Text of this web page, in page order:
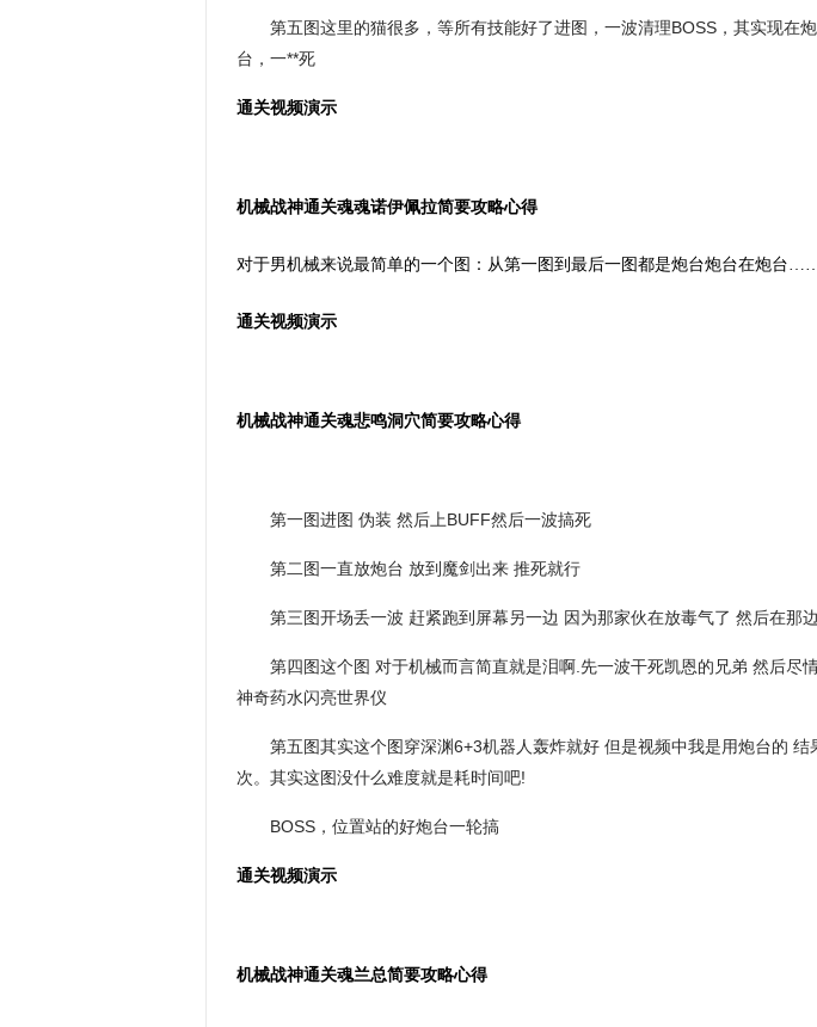
第五图这里的猫很多，等所有技能好了进图，一波清理BOSS，其实现在
台，一**死
通关视频演示
机械战神通关魂魂诺伊佩拉简要攻略心得
对于男机械来说最简单的一个图：从第一图到最后一图都是炮台炮台在炮台
通关视频演示
机械战神通关魂悲鸣洞穴简要攻略心得
第一图进图 伪装 然后上BUFF然后一波搞死
第二图一直放炮台 放到魔剑出来 推死就行
第三图开场丢一波 赶紧跑到屏幕另一边 因为那家伙在放毒气了 然后在那
第四图这个图 对于机械而言简直就是泪啊.先一波干死凯恩的兄弟 然后尽
神奇药水闪亮世界仪
第五图其实这个图穿深渊6+3机器人轰炸就好 但是视频中我是用炮台的 结
次。其实这图没什么难度就是耗时间吧!
BOSS，位置站的好炮台一轮搞
通关视频演示
机械战神通关魂兰总简要攻略心得